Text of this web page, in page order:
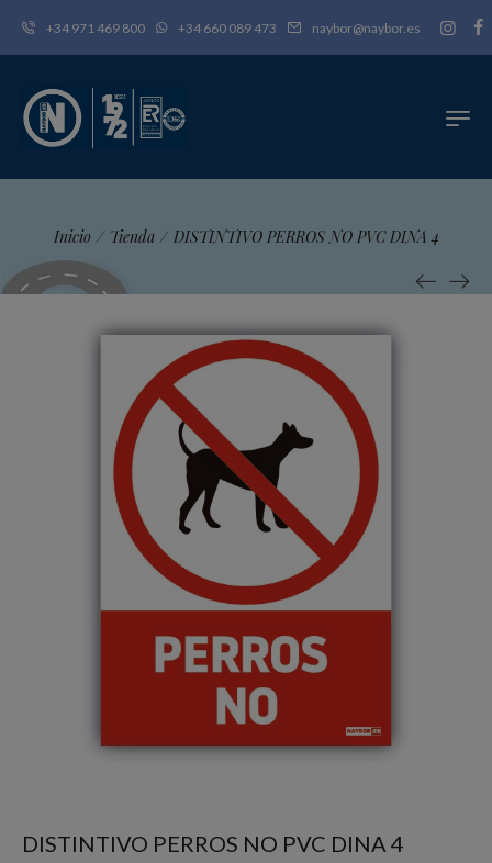
+34 971 469 800 +34 660 089 473 naybor@naybor.es
Inicio / Tienda / DISTINTIVO PERROS NO PVC DINA 4
DISTINTIVO PERROS NO PVC DINA 4